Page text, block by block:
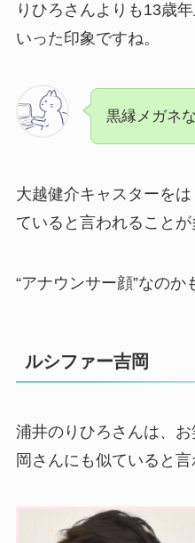
りひろさんよりも13歳
いった印象ですね。
黒縁メガネ
大越健介キャスターを
ていると言われることが
“アナウンサー顔”なのか
ルシファー吉岡
浦井のりひろさんは、
岡さんにも似ていると言